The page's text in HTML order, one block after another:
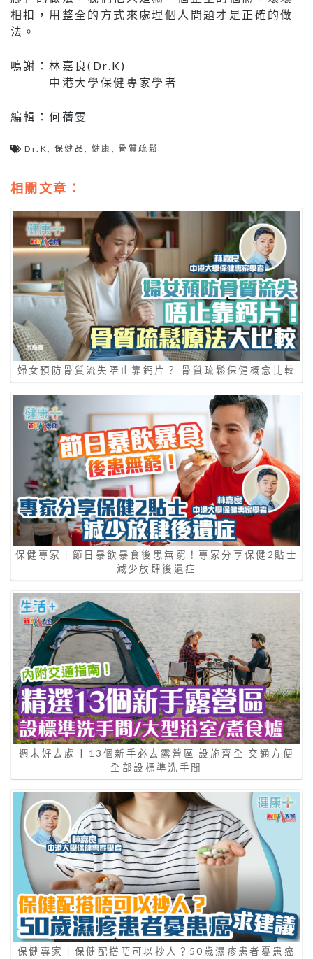
相扣，用整全的方式來處理個人問題才是正確的做
法。
鳴謝：林嘉良(Dr.K)
中港大學保健專家學者
編輯：何蒨雯
Dr.K, 保健品, 健康 , 骨質疏鬆
相關文章：
婦女預防骨質流失唔止靠鈣片？ 骨質疏鬆保健概念比較
保健專家｜節日暴飲暴食後患無窮！專家分享保健2貼士
減少放肆後遺症
週末好去處 | 13個新手必去露營區 設施齊全 交通方便
全部設標準洗手間
保健專家｜保健配搭唔可以抄人？50歲濕疹患者憂患癌